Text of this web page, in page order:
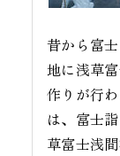
昔から富
地に浅草
作りが行
は、富士
草富士浅